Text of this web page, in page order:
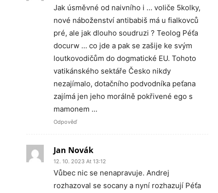
Jak úsměvné od naivního i … voliče 5kolky,
nové náboženství antibabiš má u fialkovců
pré, ale jak dlouho soudruzi ? Teolog Péťa
docurw … co jde a pak se zašije ke svým
loutkovodičům do dogmatické EU. Tohoto
vatikánského sektáře Česko nikdy
nezajímalo, dotačního podvodníka peťana
zajímá jen jeho morálně pokřivené ego s
mamonem …
Odpověď
Jan Novák
12. 10. 2023 At 13:12
Vůbec nic se nenapravuje. Andrej
rozhazoval se socany a nyní rozhazují Péťa